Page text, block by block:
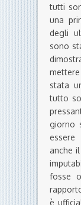
tutti
una
degli
sono
stata
tutto
giorno
anche
fosse
è